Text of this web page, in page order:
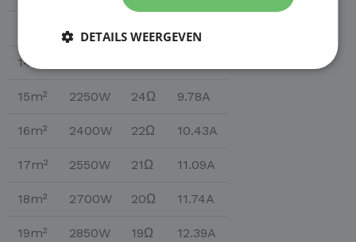
14m²
15m² 2250W 24Ω 9.78A
16m² 2400W 22Ω 10.43A
17m² 2550W 21Ω 11.09A
18m² 2700W 20Ω 11.74A
19m² 2850W 19Ω 12.39A
DETAILS WEERGEVEN